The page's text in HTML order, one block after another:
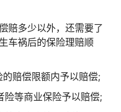
赔多少以外，还需要了
车祸后的保险理赔顺
赔偿限额内予以赔偿;
险等商业保险予以赔偿;